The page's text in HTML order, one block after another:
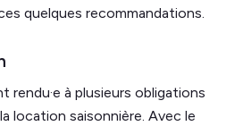
quelques recommandations.
rendu·e à plusieurs obligations
location saisonnière. Avec le